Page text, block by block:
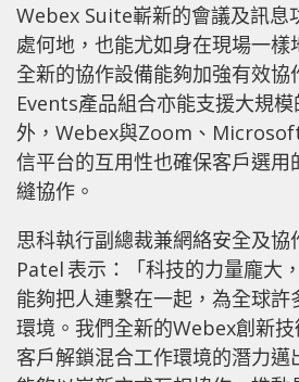
Webex Suite嶄新的會議及訊息
處何地，也能尤如身在現場一樣
全新的協作設備能夠加強有效
Events產品組合亦能支援大規
外，Webex與Zoom、
信平台的互用性也確保客戶選用
縫協作。
思科執行副總裁兼網絡安全及協
Patel 表示：「科技的力量龐大
能夠把人連繫在一起，為全球
環境。我們全新的Webex創新
客戶解鎖混合工作環境的潛力邁